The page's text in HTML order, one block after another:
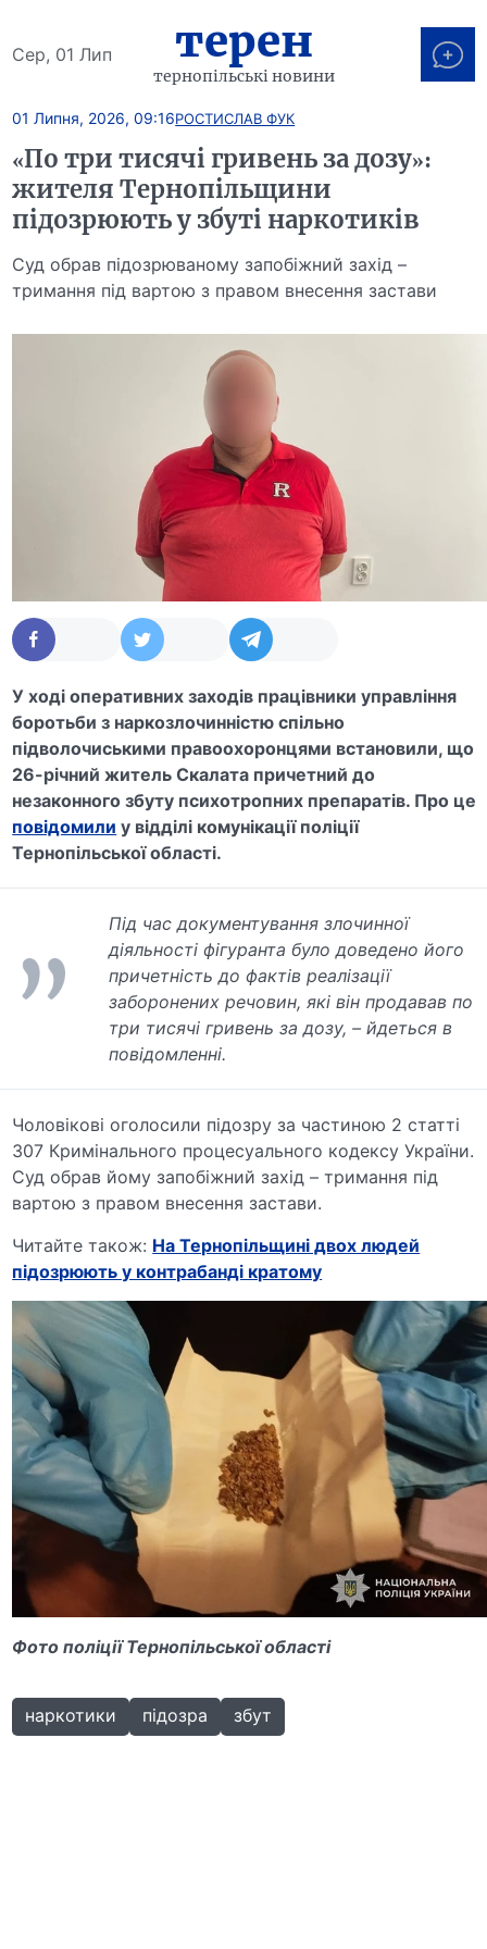
Сер, 01 Лип терен
тернопільські новини
01 Липня, 2026, 09:16РОСТИСЛАВ ФУК
«По три тисячі гривень за дозу»:
жителя Тернопільщини
підозрюють у збуті наркотиків
Суд обрав підозрюваному запобіжний захід –
тримання під вартою з правом внесення застави
У ході оперативних заходів працівники управління
боротьби з наркозлочинністю спільно
підволочиськими правоохоронцями встановили, що
26-річний житель Скалата причетний до
незаконного збуту психотропних препаратів. Про це
повідомили у відділі комунікації поліції
Тернопільської області.
Під час документування злочинної
діяльності фігуранта було доведено його
причетність до фактів реалізації
заборонених речовин, які він продавав по
три тисячі гривень за дозу, – йдеться в
повідомленні.
Чоловікові оголосили підозру за частиною 2 статті
307 Кримінального процесуального кодексу України.
Суд обрав йому запобіжний захід – тримання під
вартою з правом внесення застави.
Читайте також: На Тернопільщині двох людей
підозрюють у контрабанді кратому
Фото поліції Тернопільської області
наркотики підозра збут